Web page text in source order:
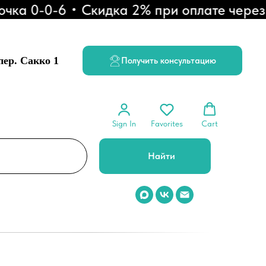
0-0-6 Скидка 2% при оплате через
Сакко 1 Получить консультацию
Sign In Favorites Cart
Найти